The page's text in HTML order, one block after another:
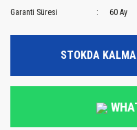
Garanti Süresi
60 Ay
STOKDA